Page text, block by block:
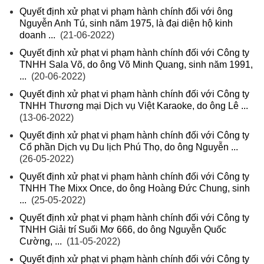
Quyết định xử phạt vi phạm hành chính đối với ông
Nguyễn Anh Tú, sinh năm 1975, là đại diện hộ kinh
doanh ... (21-06-2022)
Quyết định xử phạt vi phạm hành chính đối với Công ty
TNHH Sala Võ, do ông Võ Minh Quang, sinh năm 1991,
... (20-06-2022)
Quyết định xử phạt vi phạm hành chính đối với Công ty
TNHH Thương mại Dịch vụ Việt Karaoke, do ông Lê ...
(13-06-2022)
Quyết định xử phạt vi phạm hành chính đối với Công ty
Cổ phần Dịch vụ Du lịch Phú Thọ, do ông Nguyễn ...
(26-05-2022)
Quyết định xử phạt vi phạm hành chính đối với Công ty
TNHH The Mixx Once, do ông Hoàng Đức Chung, sinh
... (25-05-2022)
Quyết định xử phạt vi phạm hành chính đối với Công ty
TNHH Giải trí Suối Mơ 666, do ông Nguyễn Quốc
Cường, ... (11-05-2022)
Quyết định xử phạt vi phạm hành chính đối với Công ty